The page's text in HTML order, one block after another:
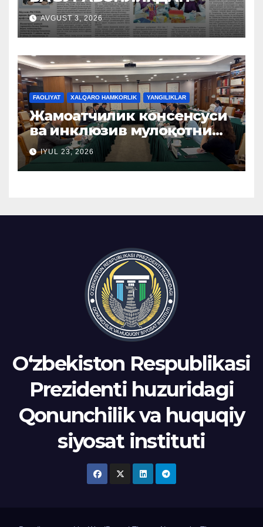
AVGUST 3, 2026
FAOLIYAT XALQARO HAMKORLIK YANGILIKLAR
Жамоатчилик консенсуси
ва инклюзив мулоқотни
ташкил этиш бўйича
Хитой тажрибаси
ўрганилди
IYUL 23, 2026
Oʻzbekiston Respublikasi
Prezidenti huzuridagi
Qonunchilik va huquqiy
siyosat instituti